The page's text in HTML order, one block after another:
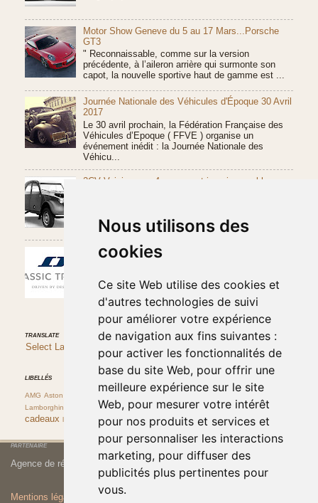
Nous utilisons des
cookies
Ce site Web utilise des cookies et
d'autres technologies de suivi
pour améliorer votre expérience
de navigation aux fins suivantes :
pour activer les fonctionnalités de
base du site Web, pour offrir une
meilleure expérience sur le site
Web, pour mesurer votre intérêt
pour nos produits et services et
pour personnaliser les interactions
marketing, pour diffuser des
publicités plus pertinentes pour
vous.
Motor Show Geneve du 5 au 17 Mars...Porsche
GT3
" Reconnaissable, comme sur la version
précédente, à l’aileron arrière qui surmonte son
capot, la nouvelle sportive haut de gamme est ...
Journée Nationale des Véhicules d'Époque 30 Avril
2017
Le 30 avril prochain, la Fédération Française des
Véhicules d’Epoque ( FFVE ) organise un
événement inédit : la Journée Nationale des
Véhicu...
2CV Voisin : une 4 roues motrices incroyable
Classic Trader : achat et vente de véhicules de
belles classiques il est parfois difficile de trier le
bon grain de l'ivraie. ...
TRANSLATE
Select Language
LIBELLÉS
AMG Aston Martin Ferrari Fiat Histoire et culture automobile
Lamborghini Porsche alpine bmw destins automobiles
cadeaux livres rallye
PARTENAIRE
Agence de rédaction web COM @ NICE
Mentions légales et Politique de Confidentialité